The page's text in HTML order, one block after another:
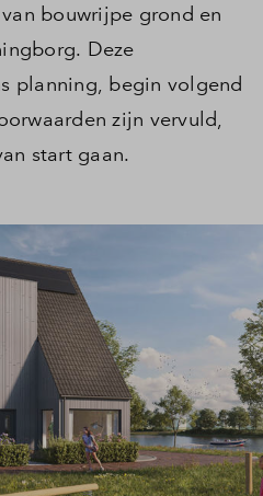
bouwrijpe grond en
Deze
planning, begin volgend
zijn vervuld,
start gaan.